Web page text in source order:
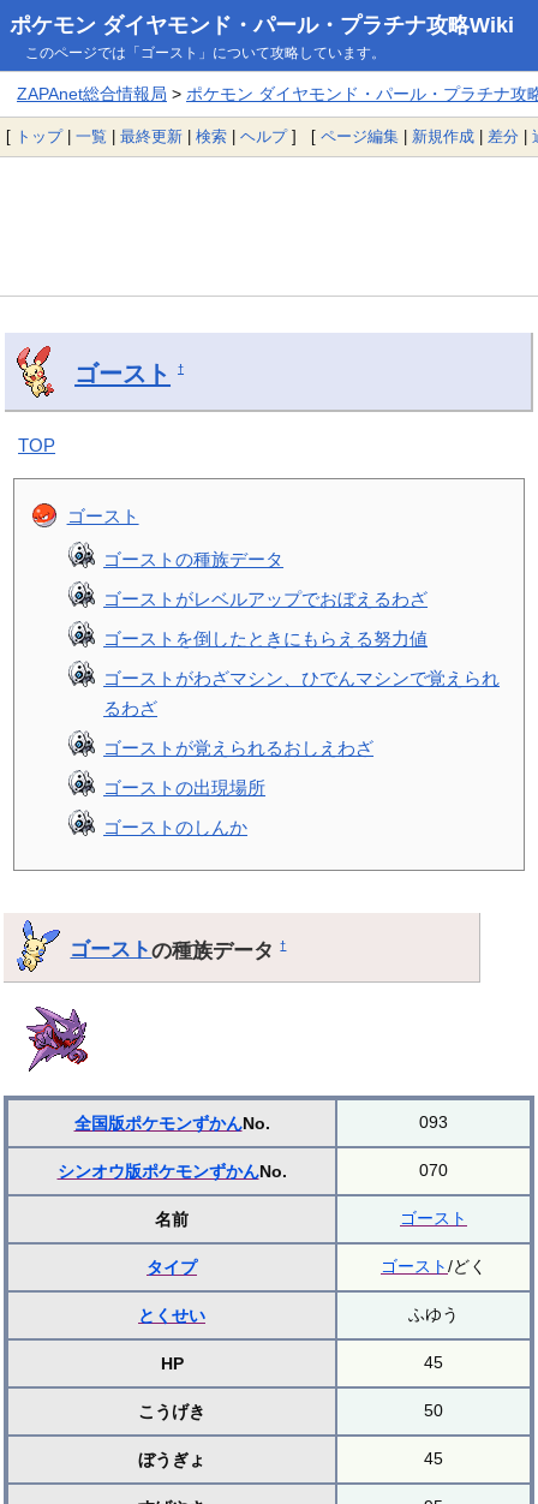
ポケモン ダイヤモンド・パール・プラチナ攻略Wiki
このページでは「ゴースト」について攻略しています。
ZAPAnet総合情報局 > ポケモン ダイヤモンド・パール・プラチナ攻
[ トップ| 一覧 | 最終更新 | 検索 | ヘルプ] [ ページ編集 | 新規作成 | 差分 |
ゴースト †
TOP
ゴースト
ゴーストの種族データ
ゴーストがレベルアップでおぼえるわざ
ゴーストを倒したときにもらえる努力値
ゴーストがわざマシン、ひでんマシンで覚えられ
るわざ
ゴーストが覚えられるおしえわざ
ゴーストの出現場所
ゴーストのしんか
ゴーストの種族データ†
全国版ポケモンずかんNo. 093
シンオウ版ポケモンずかんNo. 070
名前 ゴースト
タイプ ゴースト/どく
とくせい ふゆう
HP 45
こうげき 50
ぼうぎょ 45